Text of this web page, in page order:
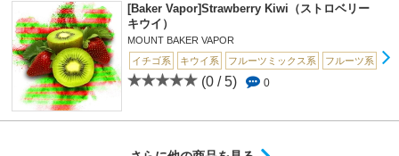
[Baker Vapor]Strawberry Kiwi（ストロベリー
キウイ）
MOUNT BAKER VAPOR
イチゴ系
キウイ系 フルーツミックス系 フルーツ系
(0 / 5) 0